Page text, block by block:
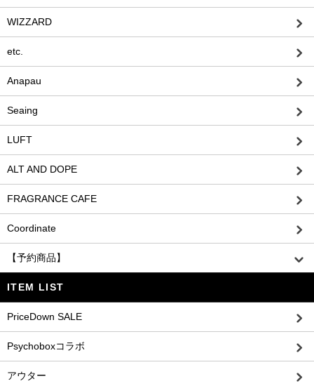
WIZZARD
etc.
Anapau
Seaing
LUFT
ALT AND DOPE
FRAGRANCE CAFE
Coordinate
【予約商品】
ITEM LIST
PriceDown SALE
Psychoboxコラボ
アウター